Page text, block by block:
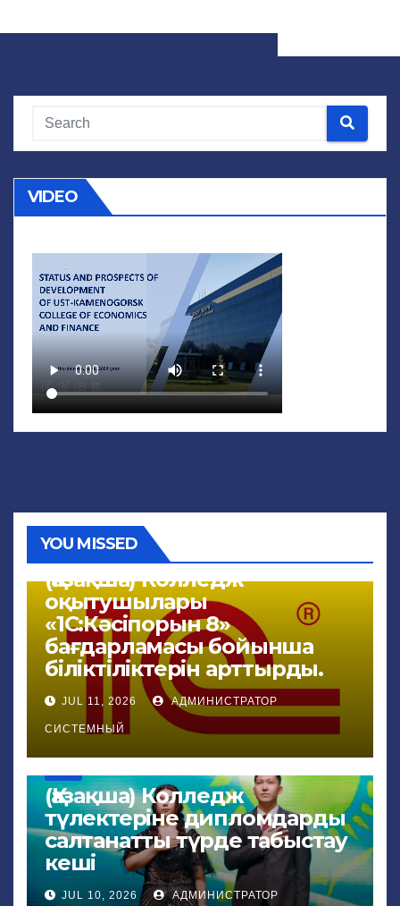
VIDEO
YOU MISSED
(Қазақша) Колледж
оқытушылары
«1С:Кәсіпорын 8»
бағдарламасы бойынша
біліктіліктерін арттырды.
JUL 11, 2026 АДМИНИСТРАТОР
СИСТЕМНЫЙ
(Қазақша) Колледж
түлектеріне дипломдарды
салтанатты түрде табыстау
кеші
JUL 10, 2026 АДМИНИСТРАТОР